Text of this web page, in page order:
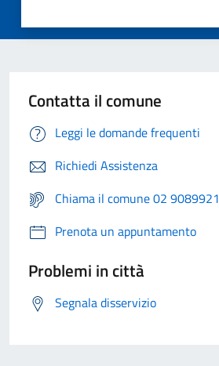
Contatta il comune
Leggi le domande frequenti
Richiedi Assistenza
Chiama il comune 02 9089921
Prenota un appuntamento
Problemi in città
Segnala disservizio